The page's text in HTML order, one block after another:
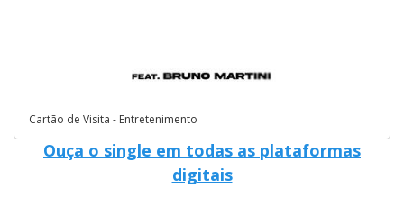
Cartão de Visita - Entretenimento
Ouça o single em todas as plataformas
digitais